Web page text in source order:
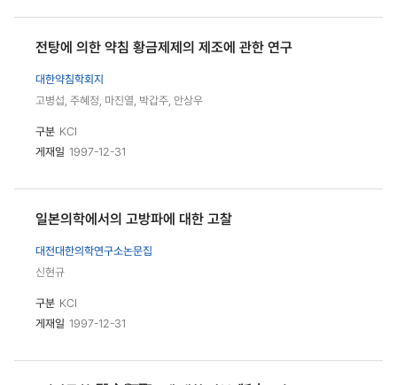
전탕에 의한 약침 황금제제의 제조에 관한 연구
대한약침학회지
고병섭, 주혜정, 마진열, 박갑주, 안상우
구분 KCI
게재일 1997-12-31
일본의학에서의 고방파에 대한 고찰
대전대한의학연구소논문집
신현규
구분 KCI
게재일 1997-12-31